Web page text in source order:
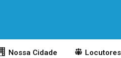
Nossa Cidade Locutores